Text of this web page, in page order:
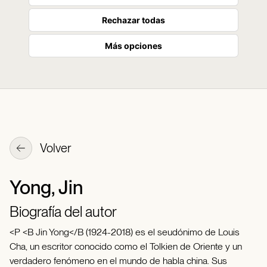
Rechazar todas
Más opciones
Volver
Yong, Jin
Biografía del autor
<P <B Jin Yong</B (1924-2018) es el seudónimo de Louis
Cha, un escritor conocido como el Tolkien de Oriente y un
verdadero fenómeno en el mundo de habla china. Sus